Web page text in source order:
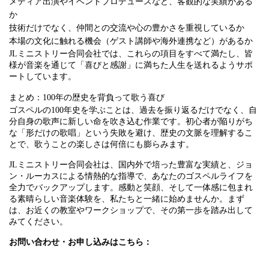
か
技術だけでなく、仲間との交流や心の豊かさを重視しているか
本場の文化に触れる機会（ゲスト講師や海外連携など）があるか
JLミニストリー合同会社では、これらの項目をすべて満たし、皆
様が音楽を通じて「喜びと感謝」に満ちた人生を送れるようサポ
ートしています。
まとめ：100年の歴史を背負って歌う喜び
ゴスペルの100年史を学ぶことは、過去を振り返るだけでなく、自
分自身の歌声に新しい命を吹き込む作業です。初心者が陥りがち
な「形だけの歌唱」という失敗を避け、歴史の文脈を理解するこ
とで、歌うことの楽しさは何倍にも膨らみます。
JLミニストリー合同会社は、国内外で培った豊富な実績と、ジョ
ン・ルーカスによる情熱的な指導で、あなたのゴスペルライフを
全力でバックアップします。感動と笑顔、そして一体感に包まれ
る素晴らしい音楽体験を、私たちと一緒に始めませんか。まず
は、お近くの教室やワークショップで、その第一歩を踏み出して
みてください。
お問い合わせ・お申し込みはこちら：